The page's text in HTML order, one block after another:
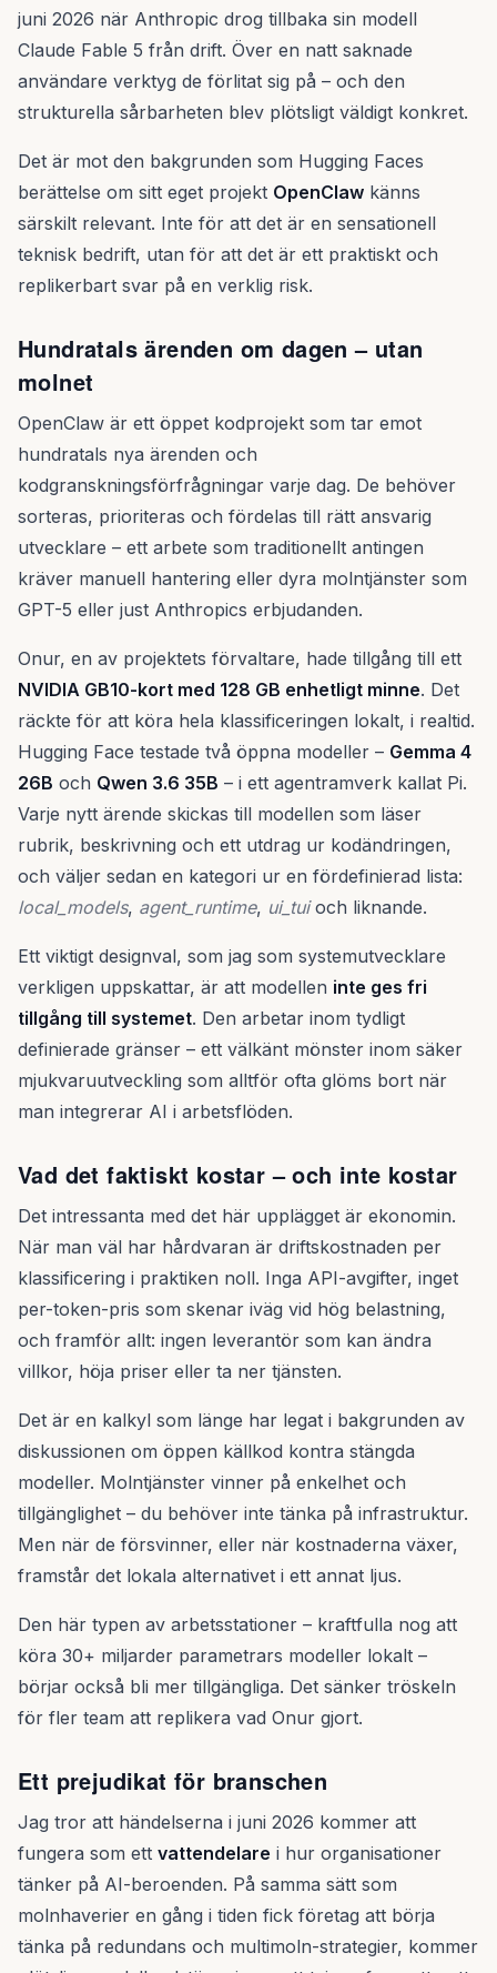
juni 2026 när Anthropic drog tillbaka sin modell
Claude Fable 5 från drift. Över en natt saknade
användare verktyg de förlitat sig på – och den
strukturella sårbarheten blev plötsligt väldigt konkret.
Det är mot den bakgrunden som Hugging Faces
berättelse om sitt eget projekt OpenClaw känns
särskilt relevant. Inte för att det är en sensationell
teknisk bedrift, utan för att det är ett praktiskt och
replikerbart svar på en verklig risk.
Hundratals ärenden om dagen – utan
molnet
OpenClaw är ett öppet kodprojekt som tar emot
hundratals nya ärenden och
kodgranskningsförfrågningar varje dag. De behöver
sorteras, prioriteras och fördelas till rätt ansvarig
utvecklare – ett arbete som traditionellt antingen
kräver manuell hantering eller dyra molntjänster som
GPT-5 eller just Anthropics erbjudanden.
Onur, en av projektets förvaltare, hade tillgång till ett
NVIDIA GB10-kort med 128 GB enhetligt minne. Det
räckte för att köra hela klassificeringen lokalt, i realtid.
Hugging Face testade två öppna modeller – Gemma 4
26B och Qwen 3.6 35B – i ett agentramverk kallat Pi.
Varje nytt ärende skickas till modellen som läser
rubrik, beskrivning och ett utdrag ur kodändringen,
och väljer sedan en kategori ur en fördefinierad lista:
local_models, agent_runtime, ui_tuioch liknande.
Ett viktigt designval, som jag som systemutvecklare
verkligen uppskattar, är att modellen inte ges fri
tillgång till systemet. Den arbetar inom tydligt
definierade gränser – ett välkänt mönster inom säker
mjukvaruutveckling som alltför ofta glöms bort när
man integrerar AI i arbetsflöden.
Vad det faktiskt kostar – och inte kostar
Det intressanta med det här upplägget är ekonomin.
När man väl har hårdvaran är driftskostnaden per
klassificering i praktiken noll. Inga API-avgifter, inget
per-token-pris som skenar iväg vid hög belastning,
och framför allt: ingen leverantör som kan ändra
villkor, höja priser eller ta ner tjänsten.
Det är en kalkyl som länge har legat i bakgrunden av
diskussionen om öppen källkod kontra stängda
modeller. Molntjänster vinner på enkelhet och
tillgänglighet – du behöver inte tänka på infrastruktur.
Men när de försvinner, eller när kostnaderna växer,
framstår det lokala alternativet i ett annat ljus.
Den här typen av arbetsstationer – kraftfulla nog att
köra 30+ miljarder parametrars modeller lokalt –
börjar också bli mer tillgängliga. Det sänker tröskeln
för fler team att replikera vad Onur gjort.
Ett prejudikat för branschen
Jag tror att händelserna i juni 2026 kommer att
fungera som ett vattendelare i hur organisationer
tänker på AI-beroenden. På samma sätt som
molnhaverier en gång i tiden fick företag att börja
tänka på redundans och multimoln-strategier, kommer